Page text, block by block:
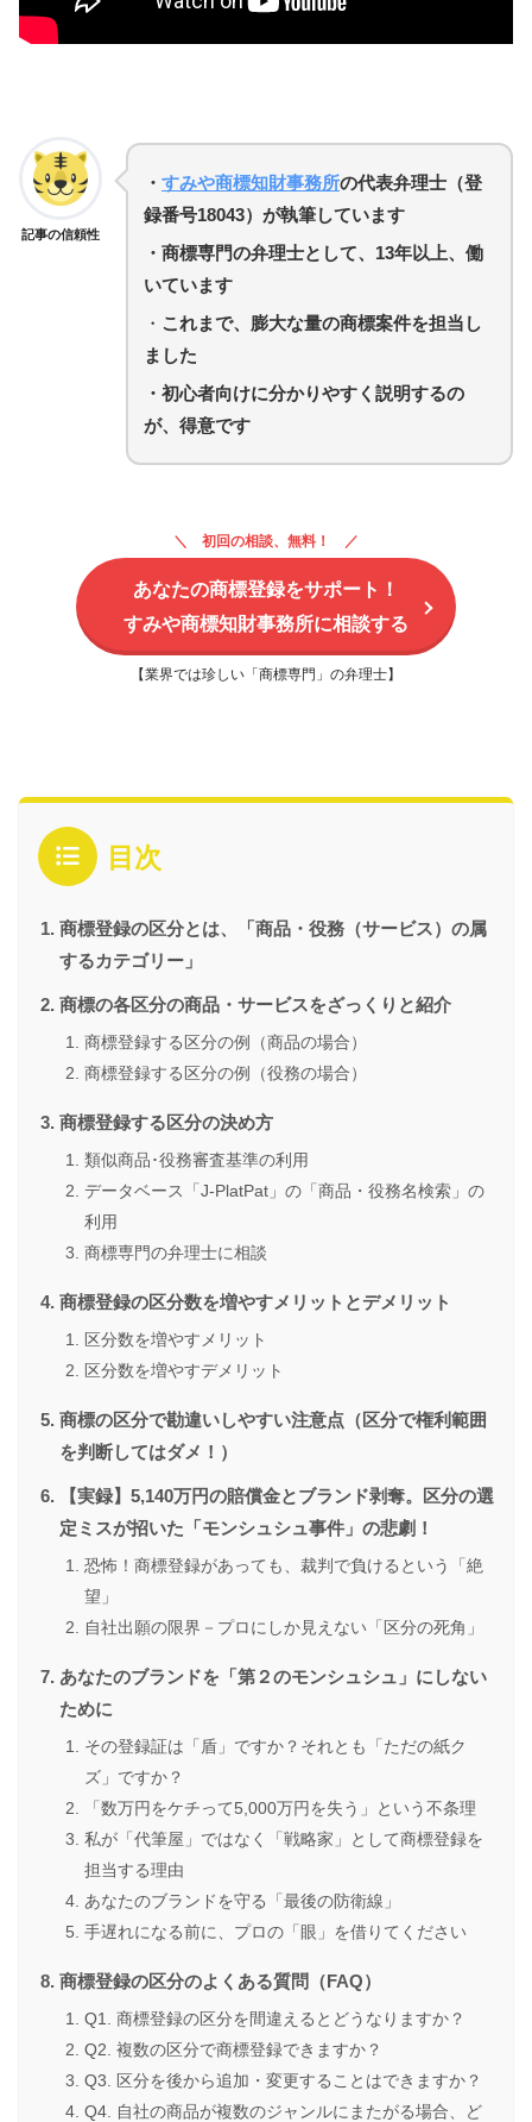
記事の信頼性
・ すみや商標知財事務所の代表弁理士（登
録番号18043）が執筆しています
・商標専門の弁理士として、13年以上、働
いています
・ これまで、膨大な量の商標案件を担当し
ました
・初心者向けに分かりやすく説明するの
が、得意です
初回の相談、無料！
あなたの商標登録をサポート！
すみや商標知財事務所に相談する
【業界では珍しい「商標専門」の弁理士】
目次
商標登録の区分とは、「商品・役務（サービス）の属
するカテゴリー」
商標の各区分の商品・サービスをざっくりと紹介
商標登録する区分の例（商品の場合）
商標登録する区分の例（役務の場合）
商標登録する区分の決め方
類似商品･役務審査基準の利用
データベース「J-PlatPat」の「商品・役務名検索」の
利用
商標専門の弁理士に相談
商標登録の区分数を増やすメリットとデメリット
区分数を増やすメリット
区分数を増やすデメリット
商標の区分で勘違いしやすい注意点（区分で権利範囲
を判断してはダメ！）
【実録】5,140万円の賠償金とブランド剥奪。区分の選
定ミスが招いた「モンシュシュ事件」の悲劇！
恐怖！商標登録があっても、裁判で負けるという「絶
望」
自社出願の限界－プロにしか見えない「区分の死角」
あなたのブランドを「第２のモンシュシュ」にしない
ために
その登録証は「盾」ですか？それとも「ただの紙ク
ズ」ですか？
「数万円をケチって5,000万円を失う」という不条理
私が「代筆屋」ではなく「戦略家」として商標登録を
担当する理由
あなたのブランドを守る「最後の防衛線」
手遅れになる前に、プロの「眼」を借りてください
商標登録の区分のよくある質問（FAQ）
Q1. 商標登録の区分を間違えるとどうなりますか？
Q2. 複数の区分で商標登録できますか？
Q3. 区分を後から追加・変更することはできますか？
Q4. 自社の商品が複数のジャンルにまたがる場合、ど